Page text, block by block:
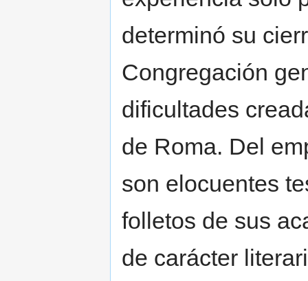
determinó su
Congregación
dificultades
de Roma. Del
son elocuentes
folletos de sus
de carácter